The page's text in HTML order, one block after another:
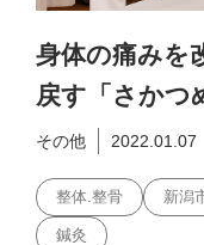
身体の痛みを
戻す「さかつ
その他 2022.01.07
整体.整骨 新潟
鍼灸